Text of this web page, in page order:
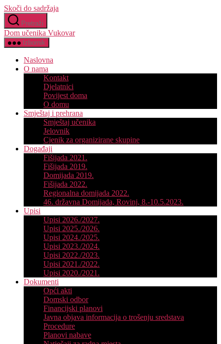
Skoči do sadržaja
Pretraži
Dom učenika Vukovar
Izbornik
Naslovna
O nama
Kontakt
Djelatnici
Povijest doma
O domu
Smještaj i prehrana
Smještaj učenika
Jelovnik
Cjenik za organizirane skupine
Događaji
Fišijada 2021.
Fišijada 2019.
Domijada 2019.
Fišijada 2022.
Regionalna domijada 2022.
46. državna Domijada, Rovinj, 8.-10.5.2023.
Upisi
Upisi 2026./2027.
Upisi 2025./2026.
Upisi 2024./2025.
Upisi 2023./2024.
Upisi 2022./2023.
Upisi 2021./2022.
Upisi 2020./2021.
Dokumenti
Opći akti
Domski odbor
Financijski planovi
Javna objava informacija o trošenju sredstava
Procedure
Planovi nabave